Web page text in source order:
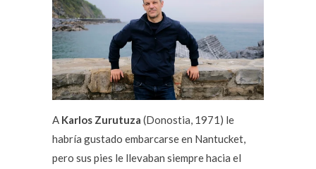
A Karlos Zurutuza (Donostia, 1971) le
habría gustado embarcarse en Nantucket,
pero sus pies le llevaban siempre hacia el